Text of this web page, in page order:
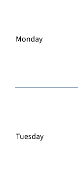
Monday
Tuesday